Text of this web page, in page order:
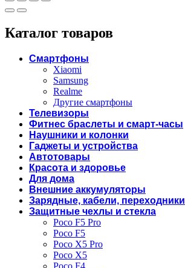
Каталог товаров
Смартфоны
Xiaomi
Samsung
Realme
Другие смартфоны
Телевизоры
Фитнес браслеты и смарт-часы
Наушники и колонки
Гаджеты и устройства
Автотовары
Красота и здоровье
Для дома
Внешние аккумуляторы
Зарядные, кабели, переходники
Защитные чехлы и стекла
Poco F5 Pro
Poco F5
Poco X5 Pro
Poco X5
Poco F4